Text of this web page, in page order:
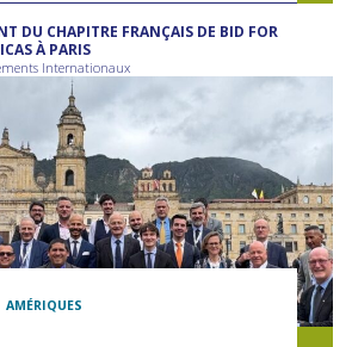
DU CHAPITRE FRANÇAIS DE BID FOR
À PARIS
Internationaux
AMÉRIQUES